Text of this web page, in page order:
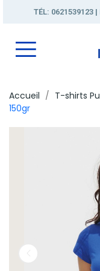
TÉL:
Accueil T-shirts
150gr